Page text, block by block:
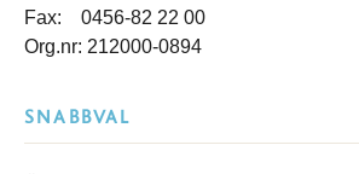
Fax: 0456-82 22 00
Org.nr: 212000-0894
SNABBVAL